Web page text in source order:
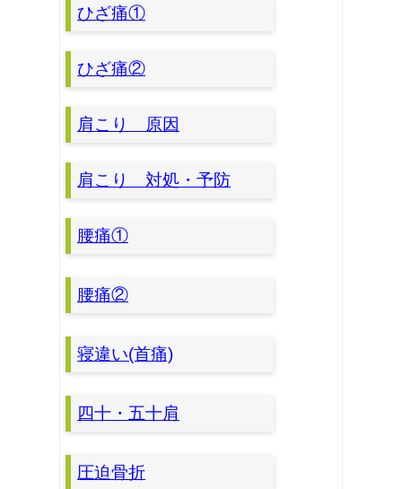
ひざ痛①
ひざ痛②
肩こり 原因
肩こり 対処・予防
腰痛①
腰痛②
寝違い(首痛)
四十・五十肩
圧迫骨折